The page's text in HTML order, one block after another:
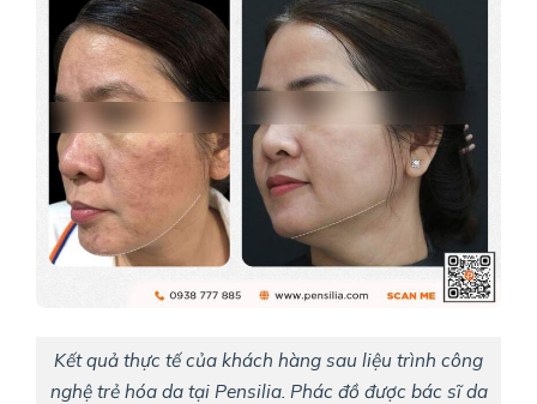
Kết quả thực tế của khách hàng sau liệu trình công
nghệ trẻ hóa da tại Pensilia. Phác đồ được bác sĩ da